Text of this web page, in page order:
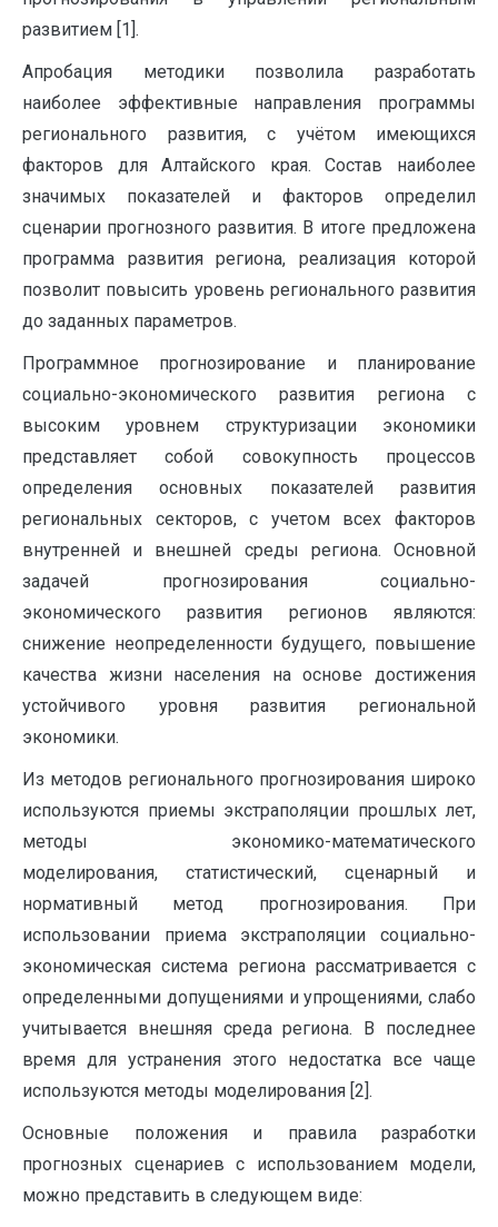
развитием [1].
Апробация методики позволила разработать
наиболее эффективные направления программы
регионального развития, с учётом имеющихся
факторов для Алтайского края. Состав наиболее
значимых показателей и факторов определил
сценарии прогнозного развития. В итоге предложена
программа развития региона, реализация которой
позволит повысить уровень регионального развития
до заданных параметров.
Программное прогнозирование и планирование
социально-экономического развития региона с
высоким уровнем структуризации экономики
представляет собой совокупность процессов
определения основных показателей развития
региональных секторов, с учетом всех факторов
внутренней и внешней среды региона. Основной
задачей прогнозирования социально-
экономического развития регионов являются:
снижение неопределенности будущего, повышение
качества жизни населения на основе достижения
устойчивого уровня развития региональной
экономики.
Из методов регионального прогнозирования широко
используются приемы экстраполяции прошлых лет,
методы экономико-математического
моделирования, статистический, сценарный и
нормативный метод прогнозирования. При
использовании приема экстраполяции социально-
экономическая система региона рассматривается с
определенными допущениями и упрощениями, слабо
учитывается внешняя среда региона. В последнее
время для устранения этого недостатка все чаще
используются методы моделирования [2].
Основные положения и правила разработки
прогнозных сценариев с использованием модели,
можно представить в следующем виде: